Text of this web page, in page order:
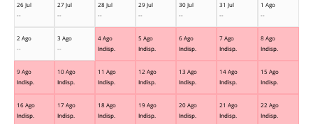
26 Jul
--
27 Jul
--
28 Jul
--
29 Jul
--
30 Jul
--
31 Jul
--
1 Ago
--
2 Ago
--
3 Ago
--
4 Ago
Indisp.
5 Ago
Indisp.
6 Ago
Indisp.
7 Ago
Indisp.
8 Ago
Indisp.
9 Ago
Indisp.
10 Ago
Indisp.
11 Ago
Indisp.
12 Ago
Indisp.
13 Ago
Indisp.
14 Ago
Indisp.
15 Ago
Indisp.
16 Ago
Indisp.
17 Ago
Indisp.
18 Ago
Indisp.
19 Ago
Indisp.
20 Ago
Indisp.
21 Ago
Indisp.
22 Ago
Indisp.